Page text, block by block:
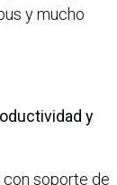
y mucho
y
con soporte de